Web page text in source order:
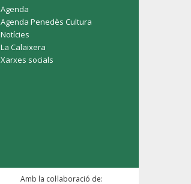
Agenda
Agenda Penedès Cultura
Notícies
La Calaixera
Xarxes socials
Amb la col·laboració de: